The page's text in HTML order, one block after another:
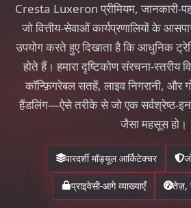
Cresta Luxeron प्रीमियम, जानकारी-
जो वित्तीय-सेवाओं कार्यप्रणालियों के
उपयोग करते हुए दिखाता है कि आधुनिक
होते हैं। हमारा दृष्टिकोण संरचना-स्तरीय
कॉन्फ़िगरेबल सतहें, लाइव निगरानी, और
हैंडलिंग—ऐसे तरीके से जो एक सर्वश्रेष्ठ-
जैसा महसूस हो।
पारदर्शी मॉड्यूल आर्किटेक्चर
प्राइवेसी-आगे व्याख्याएँ तेज़,